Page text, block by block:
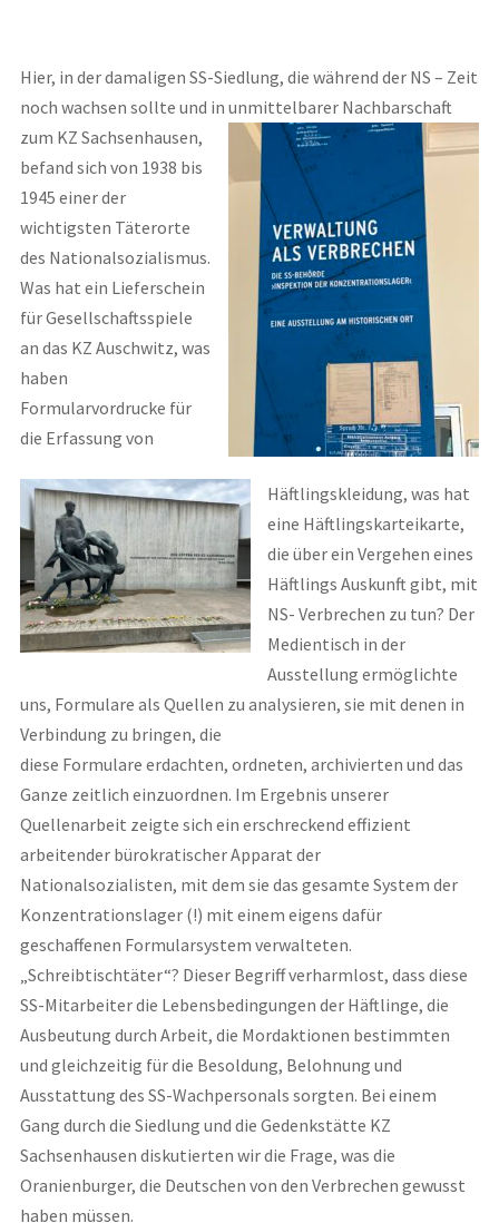
Hier, in der damaligen SS-Siedlung, die während der NS – Zeit
noch wachsen sollte und in unmittelbarer Nachbarschaft
zum KZ Sachsenhausen,
befand sich von 1938 bis
1945 einer der
wichtigsten Täterorte
des Nationalsozialismus.
Was hat ein Lieferschein
für Gesellschaftsspiele
an das KZ Auschwitz, was
haben
Formularvordrucke für
die Erfassung von
Häftlingskleidung, was hat
eine Häftlingskarteikarte,
die über ein Vergehen eines
Häftlings Auskunft gibt, mit
NS- Verbrechen zu tun? Der
Medientisch in der
Ausstellung ermöglichte
uns, Formulare als Quellen zu analysieren, sie mit denen in
Verbindung zu bringen, die
diese Formulare erdachten, ordneten, archivierten und das
Ganze zeitlich einzuordnen. Im Ergebnis unserer
Quellenarbeit zeigte sich ein erschreckend effizient
arbeitender bürokratischer Apparat der
Nationalsozialisten, mit dem sie das gesamte System der
Konzentrationslager (!) mit einem eigens dafür
geschaffenen Formularsystem verwalteten.
„Schreibtischtäter“? Dieser Begriff verharmlost, dass diese
SS-Mitarbeiter die Lebensbedingungen der Häftlinge, die
Ausbeutung durch Arbeit, die Mordaktionen bestimmten
und gleichzeitig für die Besoldung, Belohnung und
Ausstattung des SS-Wachpersonals sorgten. Bei einem
Gang durch die Siedlung und die Gedenkstätte KZ
Sachsenhausen diskutierten wir die Frage, was die
Oranienburger, die Deutschen von den Verbrechen gewusst
haben müssen.